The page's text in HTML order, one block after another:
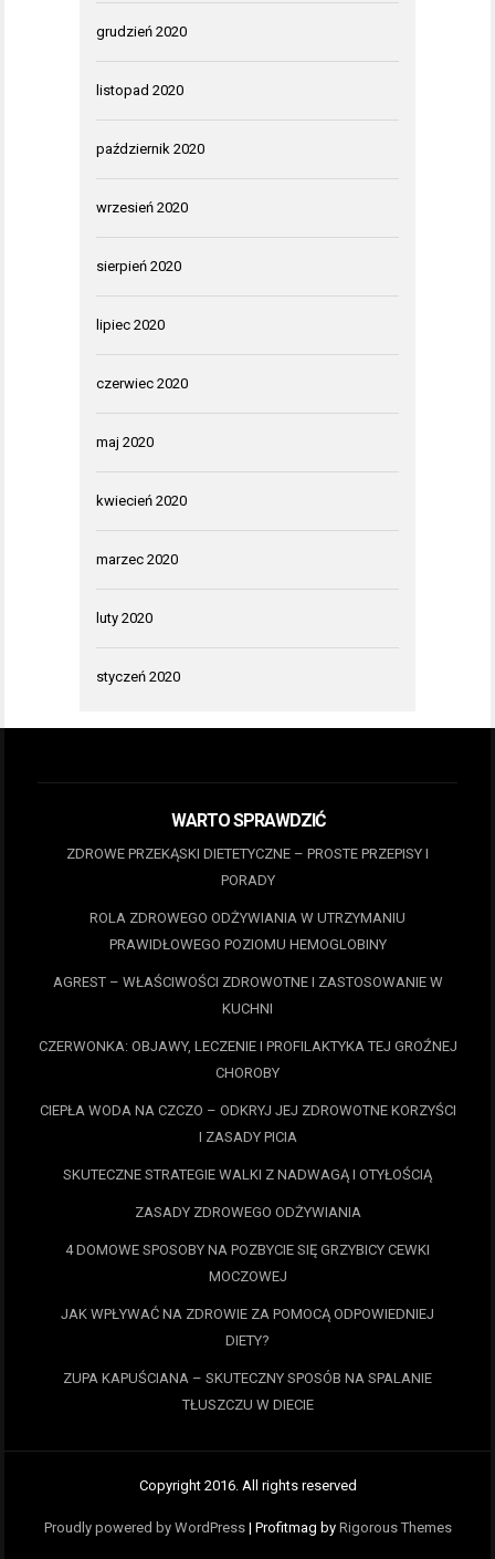
grudzień 2020
listopad 2020
październik 2020
wrzesień 2020
sierpień 2020
lipiec 2020
czerwiec 2020
maj 2020
kwiecień 2020
marzec 2020
luty 2020
styczeń 2020
WARTO SPRAWDZIĆ
ZDROWE PRZEKĄSKI DIETETYCZNE – PROSTE PRZEPISY I
PORADY
ROLA ZDROWEGO ODŻYWIANIA W UTRZYMANIU
PRAWIDŁOWEGO POZIOMU HEMOGLOBINY
AGREST – WŁAŚCIWOŚCI ZDROWOTNE I ZASTOSOWANIE W
KUCHNI
CZERWONKA: OBJAWY, LECZENIE I PROFILAKTYKA TEJ GROŹNEJ
CHOROBY
CIEPŁA WODA NA CZCZO – ODKRYJ JEJ ZDROWOTNE KORZYŚCI
I ZASADY PICIA
SKUTECZNE STRATEGIE WALKI Z NADWAGĄ I OTYŁOŚCIĄ
ZASADY ZDROWEGO ODŻYWIANIA
4 DOMOWE SPOSOBY NA POZBYCIE SIĘ GRZYBICY CEWKI
MOCZOWEJ
JAK WPŁYWAĆ NA ZDROWIE ZA POMOCĄ ODPOWIEDNIEJ
DIETY?
ZUPA KAPUŚCIANA – SKUTECZNY SPOSÓB NA SPALANIE
TŁUSZCZU W DIECIE
Copyright 2016. All rights reserved
Proudly powered by WordPress | Profitmag by Rigorous Themes